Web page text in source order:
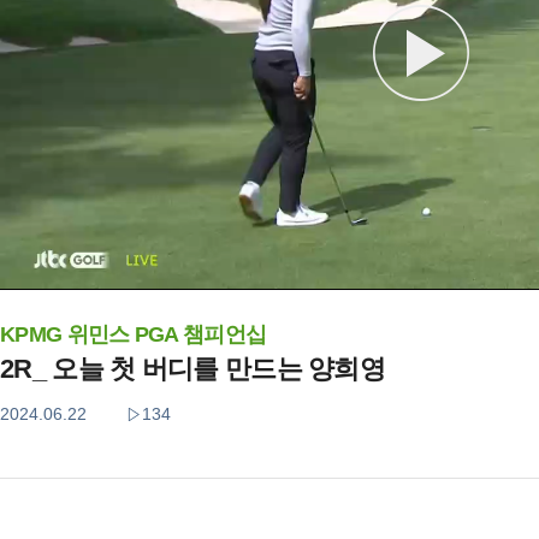
KPMG 위민스 PGA 챔피언십
2R_ 오늘 첫 버디를 만드는 양희영
2024.06.22 134